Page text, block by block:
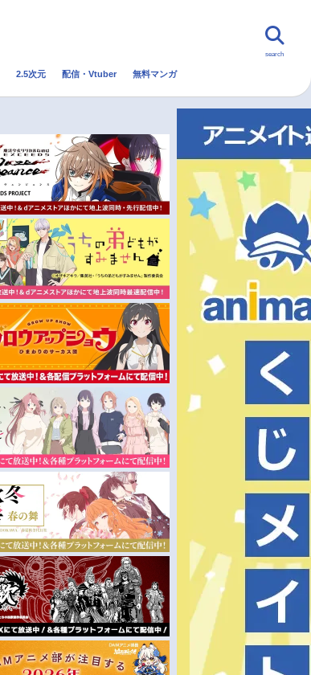
トレンド 無料マンガ
秋アニメ
冬アニメ
search
2.5次元 配信・Vtuber 無料マンガ